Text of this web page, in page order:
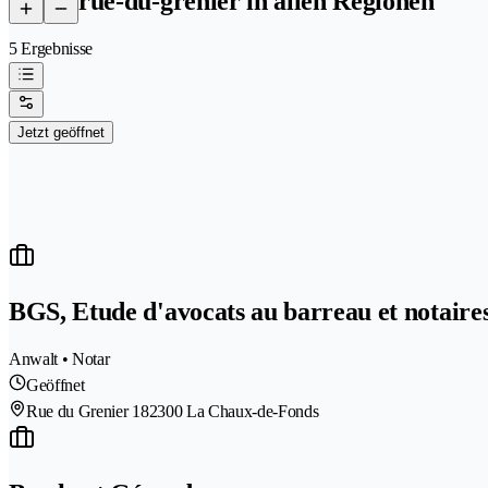
5 Ergebnisse
Jetzt geöffnet
BGS, Etude d'avocats au barreau et
Anwalt • Notar
Geöffnet
Rue du Grenier 182300 La Chaux-de-Fonds